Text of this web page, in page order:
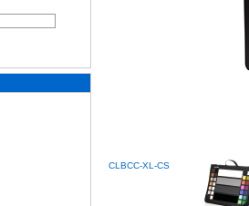
CLBCC-XL-CS